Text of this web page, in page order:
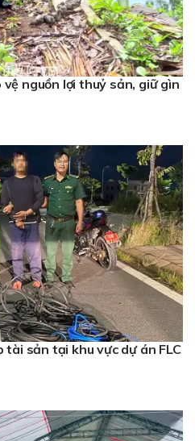
nguồn lợi thuỷ sản, giữ gìn
sản tại khu vực dự án FLC